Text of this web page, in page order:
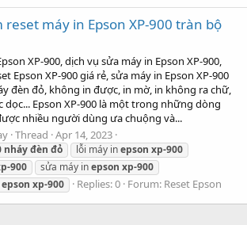
reset máy in Epson XP-900 tràn bộ
XP-900, dịch vụ sửa máy in Epson XP-900,
Epson XP-900 giá rẻ, sửa máy in Epson XP-900
đèn đỏ, không in được, in mờ, in không ra chữ,
dọc... Epson XP-900 là một trong những dòng
nhiều người dùng ưa chuộng và...
Thread Apr 14, 2023
nháyđèn đỏ lỗi máy inepson xp-900
900 sửa máy inepson xp-900
epson xp-900 Replies: 0 Forum: Reset Epson